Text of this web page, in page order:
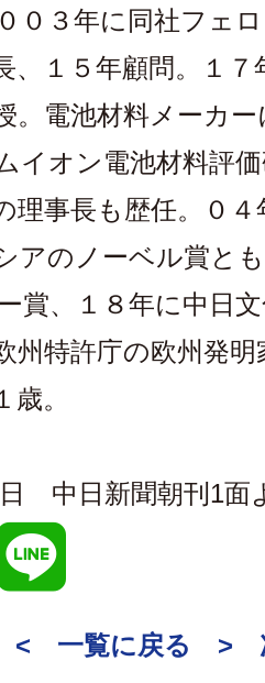
０３年に同社フェ
、１５年顧問。１
。電池材料メーカ
イオン電池材料評
理事長も歴任。０
アのノーベル賞と
賞、１８年に中日
州特許庁の欧州発
。
日 中日新聞朝刊1面
< 一覧に戻る >